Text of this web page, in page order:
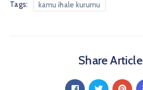
Tags: kamu ihale kurumu
Share Article